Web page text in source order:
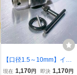
【口径1.5～10mm】イン
パクトレンチ用 ドリル
現在 1,170円 即決 1,170円